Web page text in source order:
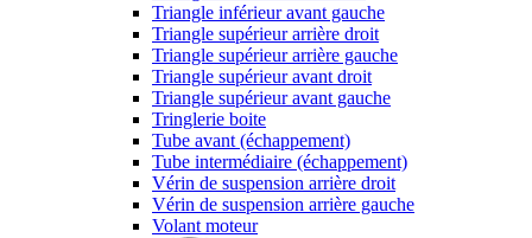
Triangle inférieur avant gauche
Triangle supérieur arrière droit
Triangle supérieur arrière gauche
Triangle supérieur avant droit
Triangle supérieur avant gauche
Tringlerie boite
Tube avant (échappement)
Tube intermédiaire (échappement)
Vérin de suspension arrière droit
Vérin de suspension arrière gauche
Volant moteur